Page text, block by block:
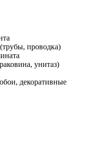
проводка)
унитаз)
декоративные